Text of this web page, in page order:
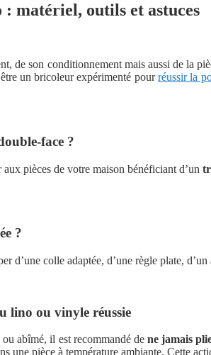
matériel, outils et astuces
de son conditionnement mais aussi de la
un bricoleur expérimenté pourréussir la
face ?
aux pièces de votre maison bénéficiant d’un
?
d’une colle adaptée, d’une règle plate,
lino ou vinyle réussie
abîmé, il est recommandé de ne jamais
une pièce à température ambiante. Cette